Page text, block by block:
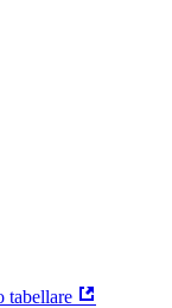
tabellare